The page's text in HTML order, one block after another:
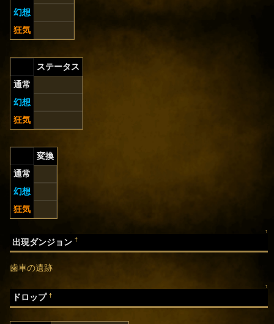
幻想
狂気
ステータス
通常
幻想
狂気
変換
通常
幻想
狂気
↑
出現ダンジョン†
歯車の遺跡
↑
ドロップ†